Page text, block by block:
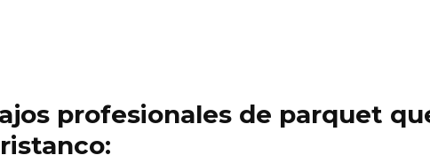
profesionales de parquet